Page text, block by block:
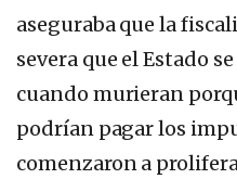
aseguraba que la
severa que el Estado
cuando murieran
podrían pagar los
comenzaron a